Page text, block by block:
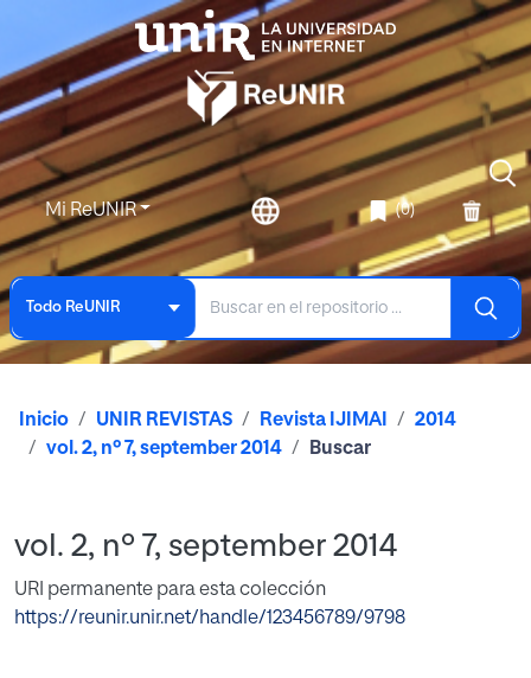
Mi ReUNIR (0)
Todo ReUNIR
Inicio UNIR REVISTAS Revista IJIMAI
2014
vol. 2, nº 7, september 2014
Buscar
vol. 2, nº 7, september 2014
URI permanente para esta colección
https://reunir.unir.net/handle/123456789/9798